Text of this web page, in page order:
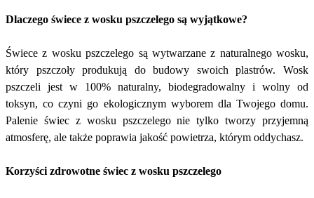
Dlaczego świece z wosku pszczelego są wyjątkowe?
Świece z wosku pszczelego są wytwarzane z naturalnego wosku,
który pszczoły produkują do budowy swoich plastrów. Wosk
pszczeli jest w 100% naturalny, biodegradowalny i wolny od
toksyn, co czyni go ekologicznym wyborem dla Twojego domu.
Palenie świec z wosku pszczelego nie tylko tworzy przyjemną
atmosferę, ale także poprawia jakość powietrza, którym oddychasz.
Korzyści zdrowotne świec z wosku pszczelego